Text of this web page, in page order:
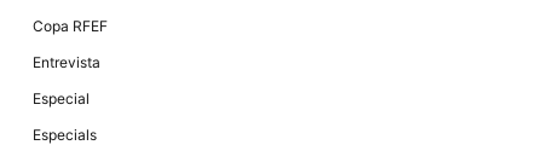
Copa RFEF
Entrevista
Especial
Especials